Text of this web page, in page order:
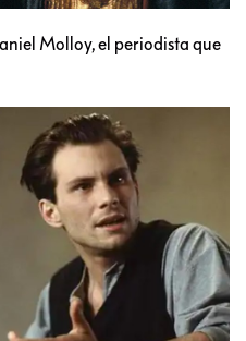
Molloy, el periodista que